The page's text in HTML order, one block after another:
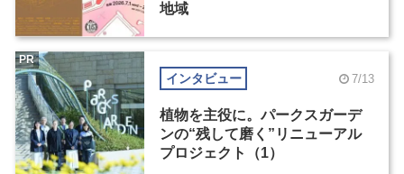
地域
インタビュー 7/13
植物を主役に。パークスガーデ
ンの“残して磨く”リニューアル
プロジェクト（1）
PR